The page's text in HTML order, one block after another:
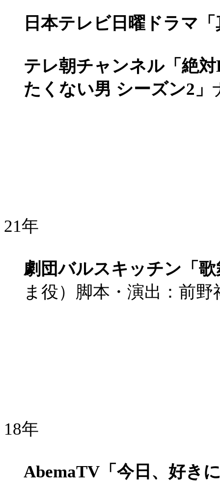
日本テレビ日曜ドラマ
テレ朝チャンネル「絶
たくない男 シーズン2」
21年
劇団バルスキッチン「
ま役）脚本・演出：前野
18年
AbemaTV「今日、好き